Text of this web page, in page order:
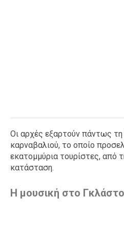
Οι αρχές εξαρτούν πάντως τη
καρναβαλιού, το οποίο
εκατομμύρια τουρίστες, από
κατάσταση.
H μουσική στο